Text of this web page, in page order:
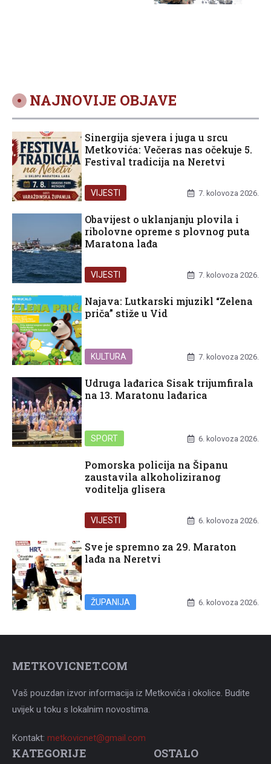
NAJNOVIJE OBJAVE
Sinergija sjevera i juga u srcu
Metkovića: Večeras nas očekuje 5.
Festival tradicija na Neretvi
VIJESTI 7. kolovoza 2026.
Obavijest o uklanjanju plovila i
ribolovne opreme s plovnog puta
Maratona lađa
VIJESTI 7. kolovoza 2026.
Najava: Lutkarski mjuzikl “Zelena
priča” stiže u Vid
KULTURA 7. kolovoza 2026.
Udruga lađarica Sisak trijumfirala
na 13. Maratonu lađarica
SPORT 6. kolovoza 2026.
Pomorska policija na Šipanu
zaustavila alkoholiziranog
voditelja glisera
VIJESTI 6. kolovoza 2026.
Sve je spremno za 29. Maraton
lađa na Neretvi
ŽUPANIJA 6. kolovoza 2026.
METKOVICNET.COM
Vaš pouzdan izvor informacija iz Metkovića i okolice. Budite
uvijek u toku s lokalnim novostima.
Kontakt: metkovicnet@gmail.com
KATEGORIJE OSTALO